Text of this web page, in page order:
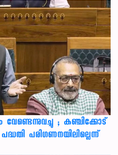
; കഞ്ചിക്കോട്
പരിഗണനയിലില്ലെന്ന്